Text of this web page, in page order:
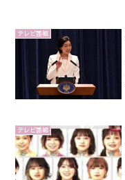
テレビ番組
テレビ番組